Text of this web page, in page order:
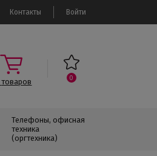
Войти
Контакты
товаров 0
Телефоны, офисная
техника
(оргтехника)